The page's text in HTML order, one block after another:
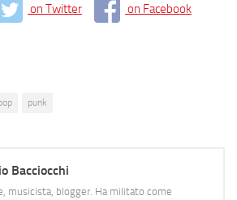
on Twitter on Facebook
punk
Bacciocchi
musicista, blogger. Ha militato come